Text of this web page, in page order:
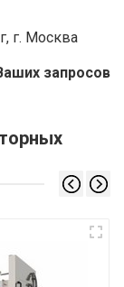
г. Москва
запросов